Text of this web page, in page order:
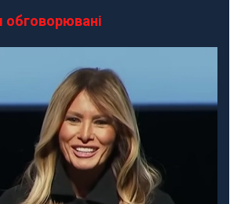
обговорювані